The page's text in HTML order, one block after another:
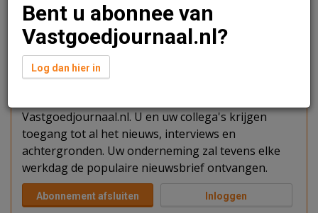
ontwikkelen.
Verder lezen?
U kunt het artikel niet volledig lezen omdat u nog
Vastgoedjournaal.nl. U en uw collega's krijgen
toegang tot al het nieuws, interviews en
achtergronden. Uw onderneming zal tevens elke
werkdag de populaire nieuwsbrief ontvangen.
Abonnement afsluiten Inloggen
Bent u abonnee van
Vastgoedjournaal.nl?
Log dan hier in